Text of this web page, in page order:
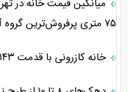
۷۵ متری پرفروش‌ترین گروه آگهی‌ها
خانه کازرونی با قدمت ۱۴۳ سال + عکس